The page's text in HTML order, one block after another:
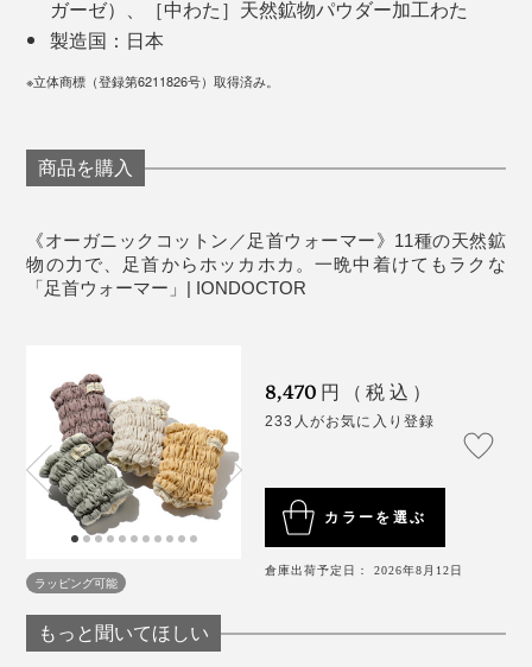
かなか寝つけなかったのに。足首を暖めることの大事さ
グ生地の縫製まで、すべてメイド・イン・ジャパン。
マイクロメートルレベルの微細な鉱物パウダーを、まん
べんなく吸着させた中わたを、偏らないように縫製し
た、ていねいなつくりです。
男女兼用なので、家族やご両親、お世話になった方への
プレゼントにも。『IONDOCTOR』の「足首ウォーマ
ー」で、冷える季節もアクティブに過ごしましょう。
首につけたら、すっかり気に入って、そのまま夫のもの
実は、私も同感です。
写真は、オーガニックコットンタイプの「 レッグウォーマー 」
空気のような軽さ、締めつけない着け心地。なのに、心
地よい暖かさ……わが家は、もう「ちくわ」を手放せま
せん。
ガーゼ）、［中わた］天然鉱物パウダー加工わた
製造国：日本
※立体商標（登録第6211826号）取得済み。
商品を購入
《オーガニックコットン／足首ウォーマー》11種の天然鉱
物の力で、足首からホッカホカ。一晩中着けてもラクな
「足首ウォーマー」| IONDOCTOR
ラッピング可能
8,470 円（税込）
233人がお気に入り登録
カラーを選ぶ
倉庫出荷予定日： 2026年8月12日
もっと聞いてほしい